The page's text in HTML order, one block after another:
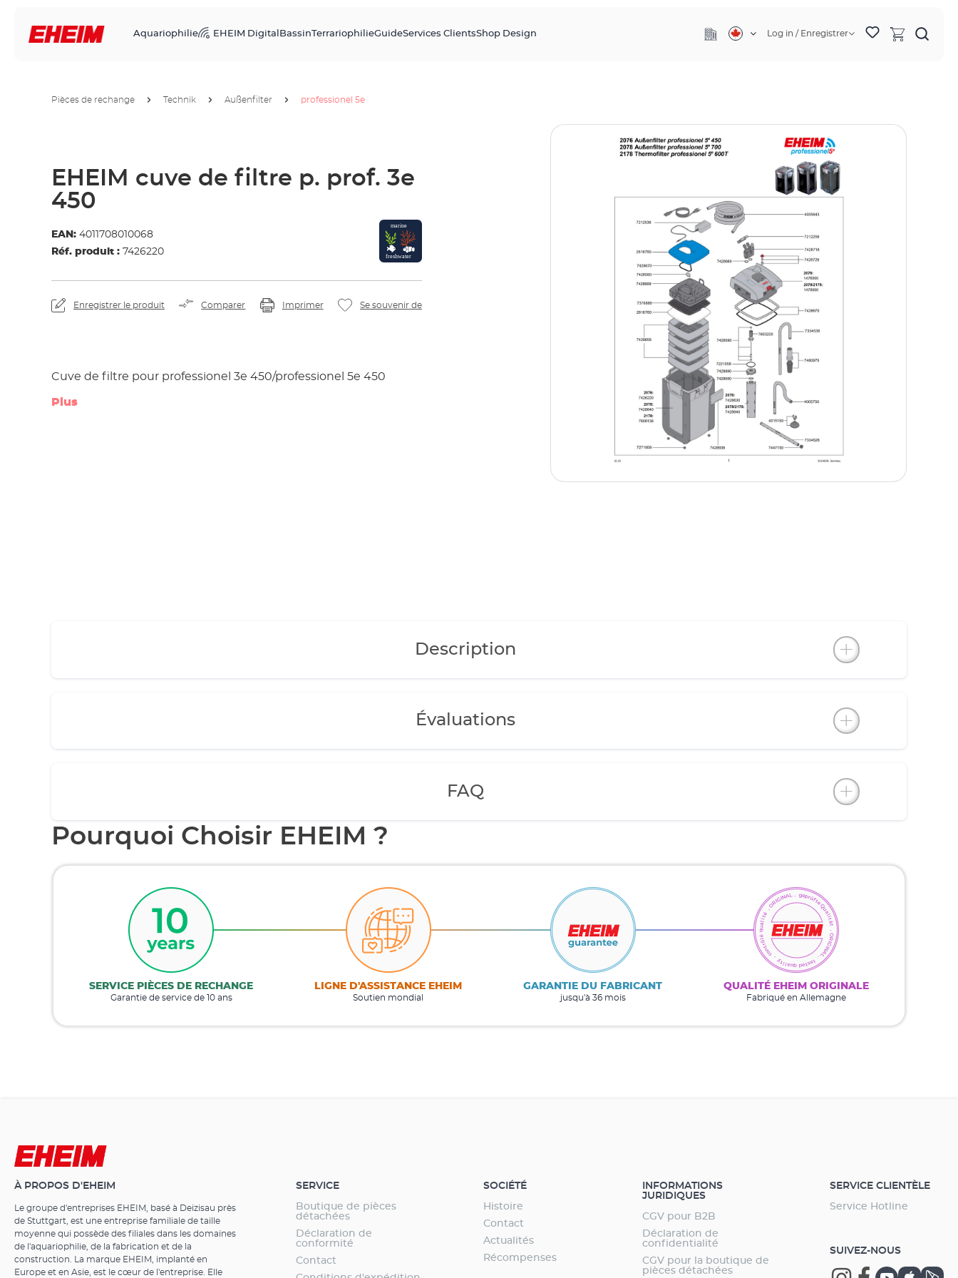
Aquariophilie EHEIM Digital BassinTerrariophilieGuideServices ClientsShop Design Log in / Enregistrer
Pièces de rechange Technik Außenfilter professionel 5e
EHEIM cuve de filtre p. prof. 3e
450
EAN: 4011708010068
Réf. produit : 7426220
Enregistrer le produit Comparer Imprimer Se souvenir de
Cuve de filtre pour professionel 3e 450/professionel 5e 450
Plus
Description
Évaluations
FAQ
Pourquoi Choisir EHEIM ?
SERVICE PIÈCES DE RECHANGE
Garantie de service de 10 ans
LIGNE D'ASSISTANCE EHEIM
Soutien mondial
GARANTIE DU FABRICANT
jusqu'à 36 mois
QUALITÉ EHEIM ORIGINALE
Fabriqué en Allemagne
À PROPOS D'EHEIM
Le groupe d'entreprises EHEIM, basé à Deizisau près
de Stuttgart, est une entreprise familiale de taille
moyenne qui possède des filiales dans les domaines
de l'aquariophilie, de la fabrication et de la
construction. La marque EHEIM, implanté en
Europe et en Asie, est le cœur de l'entreprise. Elle
SERVICE
Boutique de pièces
détachées
Déclaration de
conformité
Contact
SOCIÉTÉ
Histoire
Contact
Actualités
Récompenses
INFORMATIONS
JURIDIQUES
CGV pour B2B
Déclaration de
confidentialité
CGV pour la boutique de
pièces détachées
SERVICE CLIENTÈLE
Service Hotline
SUIVEZ-NOUS